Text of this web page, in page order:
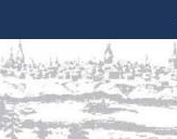
Пушкинская карта